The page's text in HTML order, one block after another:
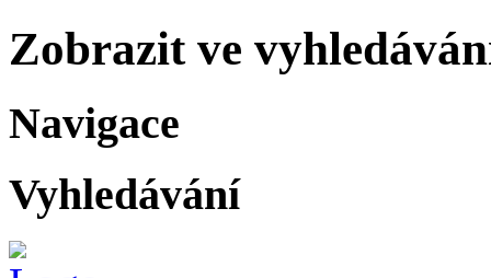
Zobrazit ve
Navigace
Vyhledávání